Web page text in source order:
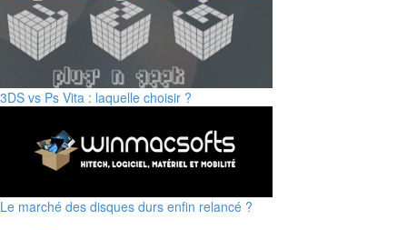
3DS vs Ps Vita : laquelle choisir ?
Le marché des disques durs enfin relancé ?